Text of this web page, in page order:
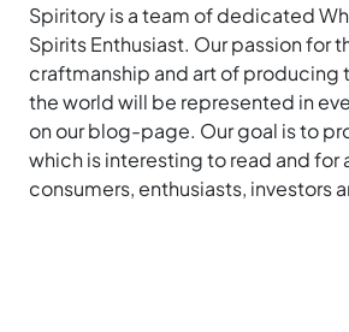
Spiritory is a team of dedicated
Spirits Enthusiast. Our passion for
craftmanship and art of producing
the world will be represented in
on our blog-page. Our goal is to
which is interesting to read and for
consumers, enthusiasts, investors